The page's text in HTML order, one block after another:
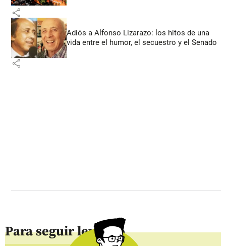
share
Adiós a Alfonso Lizarazo: los hitos de una
vida entre el humor, el secuestro y el Senado
share
Para seguir leyendo